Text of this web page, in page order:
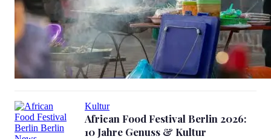
Kultur
African Food Festival Berlin 2026:
10 Jahre Genuss & Kultur